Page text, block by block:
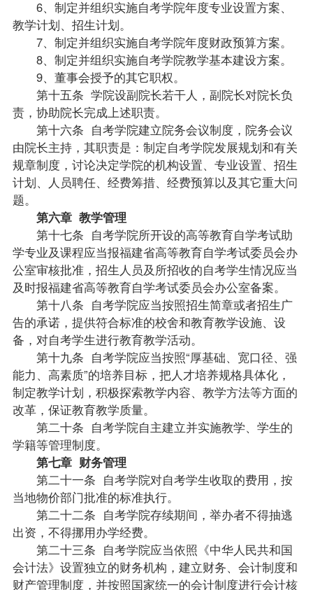
6、制定并组织实施自考学院年度专业设置方案、
教学计划、招生计划。
7、制定并组织实施自考学院年度财政预算方案。
8、制定并组织实施自考学院教学基本建设方案。
9、董事会授予的其它职权。
第十五条 学院设副院长若干人，副院长对院长负
责，协助院长完成上述职责。
第十六条 自考学院建立院务会议制度，院务会议
由院长主持，其职责是：制定自考学院发展规划和有关
规章制度，讨论决定学院的机构设置、专业设置、招生
计划、人员聘任、经费筹措、经费预算以及其它重大问
题。
第六章 教学管理
第十七条 自考学院所开设的高等教育自学考试助
学专业及课程应当报福建省高等教育自学考试委员会办
公室审核批准，招生人员及所招收的自考学生情况应当
及时报福建省高等教育自学考试委员会办公室备案。
第十八条 自考学院应当按照招生简章或者招生广
告的承诺，提供符合标准的校舍和教育教学设施、设
备，对自考学生进行教育教学活动。
第十九条 自考学院应当按照“厚基础、宽口径、强
能力、高素质”的培养目标，把人才培养规格具体化，
制定教学计划，积极探索教学内容、教学方法等方面的
改革，保证教育教学质量。
第二十条 自考学院自主建立并实施教学、学生的
学籍等管理制度。
第七章 财务管理
第二十一条 自考学院对自考学生收取的费用，按
当地物价部门批准的标准执行。
第二十二条 自考学院存续期间，举办者不得抽逃
出资，不得挪用办学经费。
第二十三条 自考学院应当依照《中华人民共和国
会计法》设置独立的财务机构，建立财务、会计制度和
财产管理制度，并按照国家统一的会计制度进行会计核